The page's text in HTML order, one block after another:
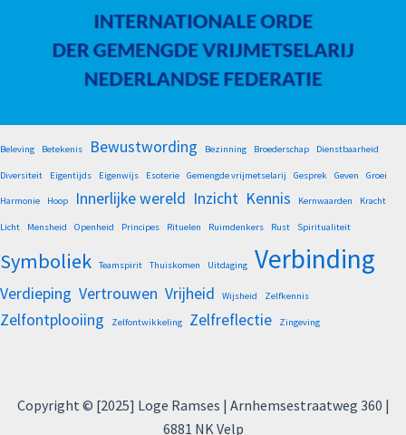
Beleving Betekenis Bewustwording Bezinning Broederschap Dienstbaarheid
Diversiteit Eigentijds Eigenwijs Esoterie Gemengde vrijmetselarij Gesprek Geven Groei
Harmonie Hoop Innerlijke wereld Inzicht Kennis Kernwaarden Kracht
Licht Mensheid Openheid Principes Rituelen Ruimdenkers Rust Spiritualiteit
Symboliek Teamspirit Thuiskomen Uitdaging Verbinding
Verdieping Vertrouwen Vrijheid Wijsheid Zelfkennis
Zelfontplooiing Zelfontwikkeling Zelfreflectie Zingeving
Copyright © [2025] Loge Ramses | Arnhemsestraatweg 360 |
6881 NK Velp